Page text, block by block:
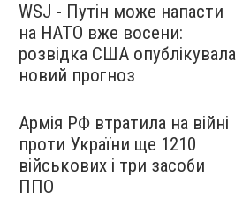
WSJ - Путін може напасти
на НАТО вже восени:
розвідка США опублікувала
новий прогноз
Армія РФ втратила на війні
проти України ще 1210
військових і три засоби
ППО